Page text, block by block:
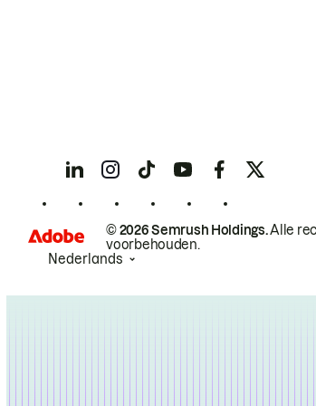
© 2026 Semrush Holdings.Alle
voorbehouden.
Nederlands